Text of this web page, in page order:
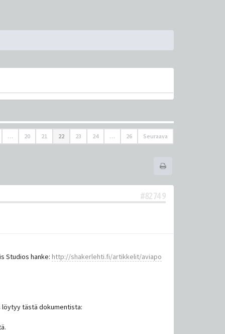
… 20 21 22 23 24 … 26 Seuraava
#82749
Studios hanke: http://shakerlehti.fi/artikkelit/aviapo
löytyy tästä dokumentista: